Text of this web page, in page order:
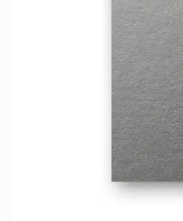
Indexflikar och Frixion clicker svart